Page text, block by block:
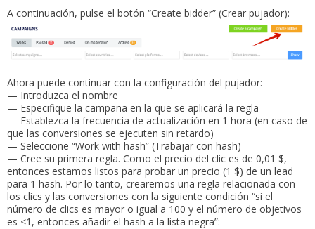
A continuación, pulse el botón “Create bidder” (Crear pujador):
Ahora puede continuar con la configuración del pujador:
— Introduzca el nombre
— Especifique la campaña en la que se aplicará la regla
— Establezca la frecuencia de actualización en 1 hora (en caso de
que las conversiones se ejecuten sin retardo)
— Seleccione “Work with hash” (Trabajar con hash)
— Cree su primera regla. Como el precio del clic es de 0,01 $,
entonces estamos listos para probar un precio (1 $) de un lead
para 1 hash. Por lo tanto, crearemos una regla relacionada con
los clics y las conversiones con la siguiente condición “si el
número de clics es mayor o igual a 100 y el número de objetivos
es <1, entonces añadir el hash a la lista negra”: